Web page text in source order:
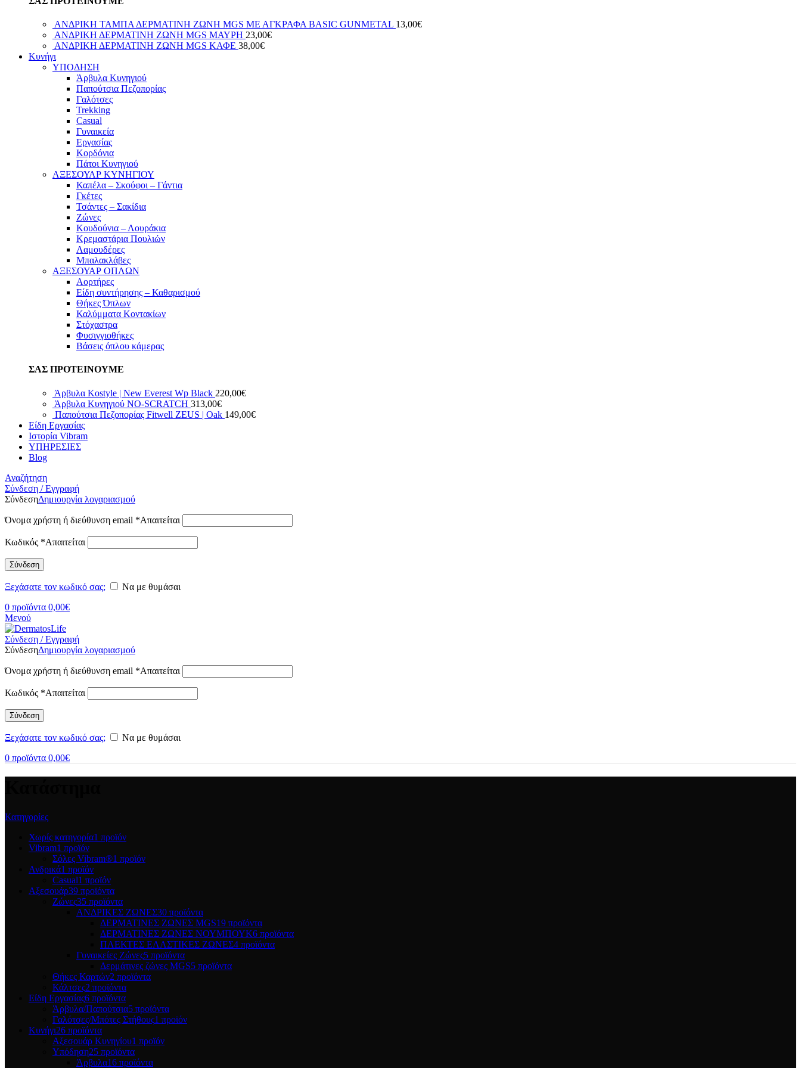
ΑΝΔΡΙΚΗ ΤΑΜΠΑ ΔΕΡΜΑΤΙΝΗ ΖΩΝΗ MGS ΜΕ ΑΓΚΡΑΦΑ BASIC GUNMETAL 13,00€
ΑΝΔΡΙΚΗ ΔΕΡΜΑΤΙΝΗ ΖΩΝΗ MGS ΜΑΥΡΗ 23,00€
ΑΝΔΡΙΚΗ ΔΕΡΜΑΤΙΝΗ ΖΩΝΗ MGS ΚΑΦΕ 38,00€
Κυνήγι
ΥΠΟΔΗΣΗ
Άρβυλα Κυνηγιού
Παπούτσια Πεζοπορίας
Γαλότσες
Trekking
Casual
Γυναικεία
Εργασίας
Κορδόνια
Πάτοι Κυνηγιού
ΑΞΕΣΟΥΑΡ ΚΥΝΗΓΙΟΥ
Καπέλα – Σκούφοι – Γάντια
Γκέτες
Τσάντες – Σακίδια
Ζώνες
Κουδούνια – Λουράκια
Κρεμαστάρια Πουλιών
Λαμουδέρες
Μπαλακλάβες
ΑΞΕΣΟΥΑΡ ΟΠΛΩΝ
Αορτήρες
Είδη συντήρησης – Καθαρισμού
Θήκες Όπλων
Καλύμματα Κοντακίων
Στόχαστρα
Φυσιγγιοθήκες
Βάσεις όπλου κάμερας
ΣΑΣ ΠΡΟΤΕΙΝΟΥΜΕ
Άρβυλα Kostyle | New Everest Wp Black 220,00€
Άρβυλα Κυνηγιού NO-SCRATCH 313,00€
Παπούτσια Πεζοπορίας Fitwell ZEUS | Oak 149,00€
Είδη Εργασίας
Ιστορία Vibram
ΥΠΗΡΕΣΙΕΣ
Blog
Αναζήτηση
Σύνδεση / Εγγραφή
ΣύνδεσηΔημιουργία λογαριασμού
Όνομα χρήστη ή διεύθυνση email *Απαιτείται
Κωδικός *Απαιτείται
Σύνδεση
Ξεχάσατε τον κωδικό σας;
Να με θυμάσαι
0 προϊόντα 0,00€
Μενού
Σύνδεση / Εγγραφή
ΣύνδεσηΔημιουργία λογαριασμού
Όνομα χρήστη ή διεύθυνση email *Απαιτείται
Κωδικός *Απαιτείται
Σύνδεση
Ξεχάσατε τον κωδικό σας;
Να με θυμάσαι
0 προϊόντα 0,00€
Κατηγορίες
Χωρίς κατηγορία1 προϊόν
Vibram1 προϊόν
Σόλες Vibram®1 προϊόν
Ανδρικά1 προϊόν
Casual1 προϊόν
Αξεσουάρ39 προϊόντα
Ζώνες35 προϊόντα
ΑΝΔΡΙΚΕΣ ΖΩΝΕΣ30 προϊόντα
ΔΕΡΜΑΤΙΝΕΣ ΖΩΝΕΣ MGS19 προϊόντα
ΔΕΡΜΑΤΙΝΕΣ ΖΩΝΕΣ ΝΟΥΜΠΟΥΚ6 προϊόντα
ΠΛΕΚΤΕΣ ΕΛΑΣΤΙΚΕΣ ΖΩΝΕΣ4 προϊόντα
Γυναικείες Ζώνες5 προϊόντα
Δερμάτινες ζώνες MGS5 προϊόντα
Θήκες Καρτών2 προϊόντα
Κάλτσες2 προϊόντα
Είδη Εργασίας6 προϊόντα
Άρβυλα/Παπούτσια5 προϊόντα
Γαλότσες/Μπότες Στήθους1 προϊόν
Κυνήγι26 προϊόντα
Αξεσουάρ Κυνηγίου1 προϊόν
Υπόδηση25 προϊόντα
Άρβυλα16 προϊόντα